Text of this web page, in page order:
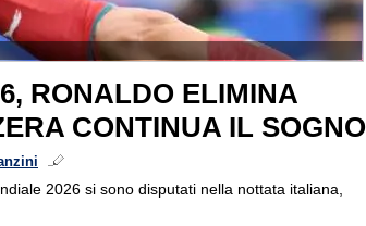
RONALDO ELIMINA
CONTINUA IL SOGNO
2026 si sono disputati nella nottata italiana,